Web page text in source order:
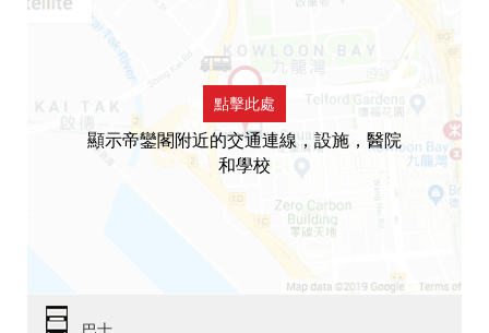
點擊此處
顯示帝鑾閣附近的交通連線，設施，醫院
和學校